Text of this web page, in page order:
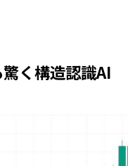
く構造認識AI